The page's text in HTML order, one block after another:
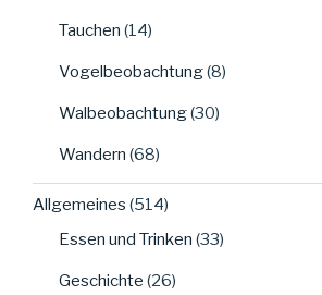
Tauchen (14)
Vogelbeobachtung(8)
Walbeobachtung(30)
Wandern (68)
Allgemeines (514)
Essen und Trinken (33)
Geschichte (26)